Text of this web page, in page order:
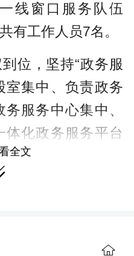
线窗口服务队伍
有工作人员7名。
位，坚持“政务服
室集中、负责政务
服务中心集中、
体化政务服务平台
三到位＂要求，将
自然资源窗口，实
全文